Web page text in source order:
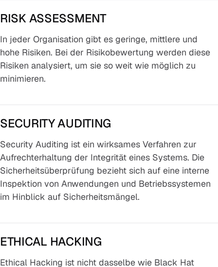
RISK ASSESSMENT
In jeder Organisation gibt es geringe, mittlere und
hohe Risiken. Bei der Risikobewertung werden diese
Risiken analysiert, um sie so weit wie möglich zu
minimieren.
SECURITY AUDITING
Security Auditing ist ein wirksames Verfahren zur
Aufrechterhaltung der Integrität eines Systems. Die
Sicherheitsüberprüfung bezieht sich auf eine interne
Inspektion von Anwendungen und Betriebssystemen
im Hinblick auf Sicherheitsmängel.
ETHICAL HACKING
Ethical Hacking ist nicht dasselbe wie Black Hat